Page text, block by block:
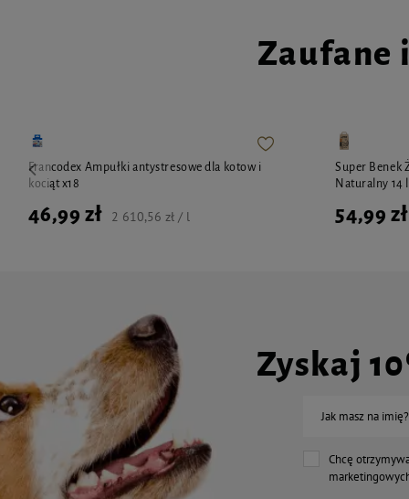
Zaufane
Francodex Ampułki antystresowe dla kotow i
kociąt x18
46,99 zł 2 610,56 zł / l
Super Benek
Naturalny 14 l
54,99 zł
Zyskaj
Jak masz na imię?
Chcę